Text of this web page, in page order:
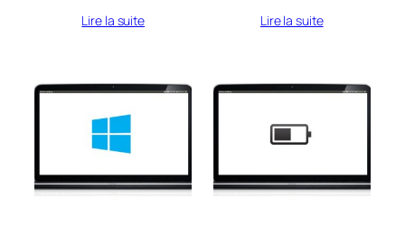
Lire la suite Lire la suite